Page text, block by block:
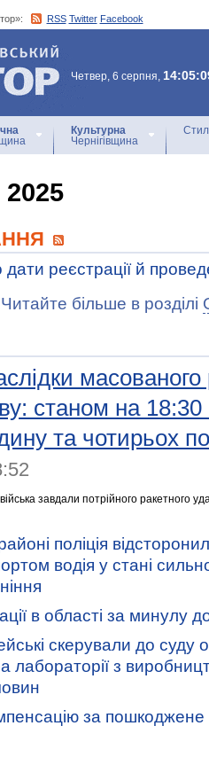
RSS Twitter Facebook
Четвер, 6 серпня,
Культурна
Чернігівщина
реєстрації й
Читайте більше в розділі
масованого
станом на
та чотирьох
завдали потрійного ракетного
поліція
водія у стані
в області за минулу
скерували до
лабораторії з
за